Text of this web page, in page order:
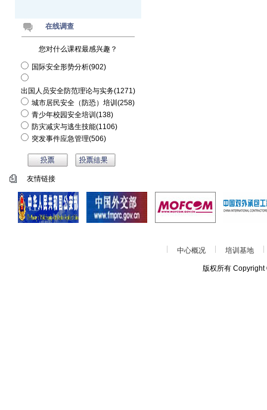
在线调查
您对什么课程最感兴趣？
国际安全形势分析(902)
出国人员安全防范理论与实务(1271)
城市居民安全（防恐）培训(258)
青少年校园安全培训(138)
防灾减灾与逃生技能(1106)
突发事件应急管理(506)
友情链接
中心概况 培训基地
版权所有